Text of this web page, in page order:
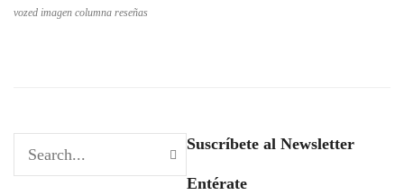
vozed imagen columna reseñas
Suscríbete al Newsletter
Entérate